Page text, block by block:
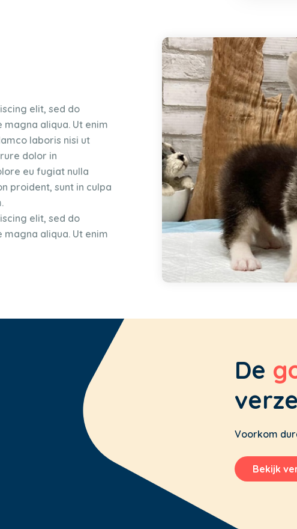
elit, sed do
aliqua. Ut enim
laboris nisi ut
dolor in
eu fugiat nulla
proident, sunt in culpa
elit, sed do
aliqua. Ut enim
De
Voorkom
Bekijk